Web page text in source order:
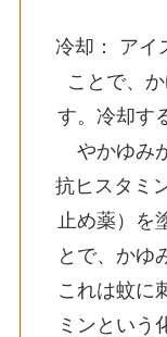
冷却： アイ
ことで、
す。冷却す
やかゆみ
抗ヒスタミ
止め薬）を
とで、かゆ
これは蚊に
ミンという